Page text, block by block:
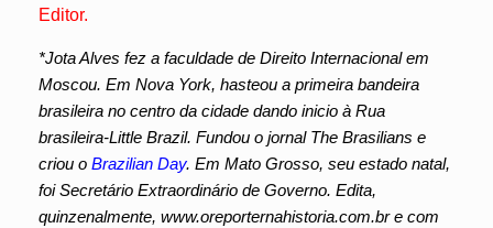
Editor.
*Jota Alves fez a faculdade de Direito Internacional em
Moscou. Em Nova York, hasteou a primeira bandeira
brasileira no centro da cidade dando inicio à Rua
brasileira-Little Brazil. Fundou o jornal The Brasilians e
criou o Brazilian Day. Em Mato Grosso, seu estado natal,
foi Secretário Extraordinário de Governo. Edita,
quinzenalmente, www.oreporternahistoria.com.br e com